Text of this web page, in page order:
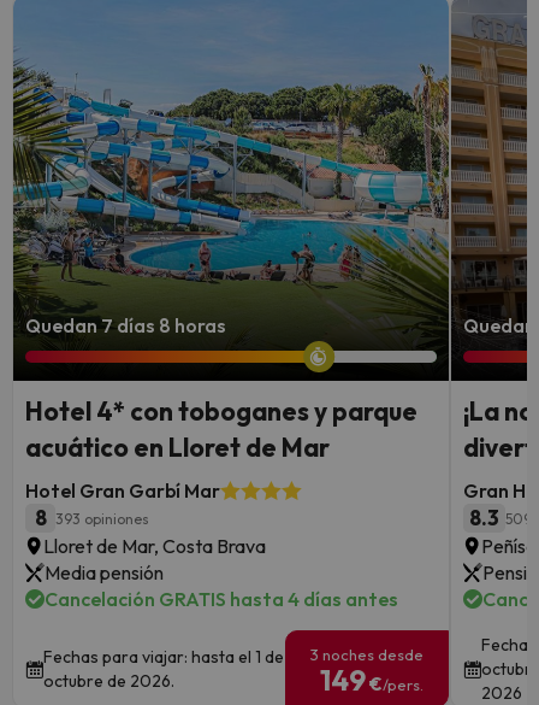
Quedan 7 días 8 horas
Hotel 4* con toboganes y parque
acuático en Lloret de Mar
Hotel Gran Garbí Mar
8 393 opiniones
Lloret de Mar, Costa Brava
Media pensión
Cancelación GRATIS hasta 4 días antes
Fechas para viajar: hasta el 1 de
octubre de 2026.
3 noches desde
149€/pers.
Quedan
¡La
Gran
8.3
2026